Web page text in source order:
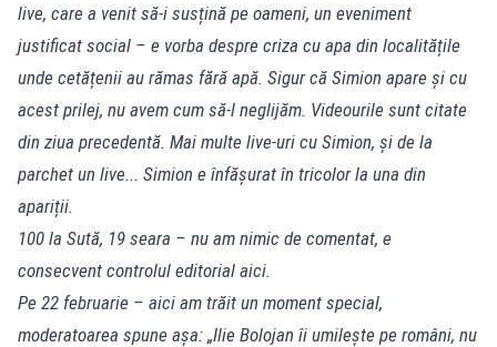
live, care a venit să-i susțină pe oameni, un eveniment
justificat social – e vorba despre criza cu apa din localitățile
unde cetățenii au rămas fără apă. Sigur că Simion apare și cu
acest prilej, nu avem cum să-l neglijăm. Videourile sunt citate
din ziua precedentă. Mai multe live-uri cu Simion, și de la
parchet un live... Simion e înfășurat în tricolor la una din
apariții.
100 la Sută, 19 seara – nu am nimic de comentat, e
consecvent controlul editorial aici.
Pe 22 februarie – aici am trăit un moment special,
moderatoarea spune așa: „Ilie Bolojan îi umilește pe români, nu